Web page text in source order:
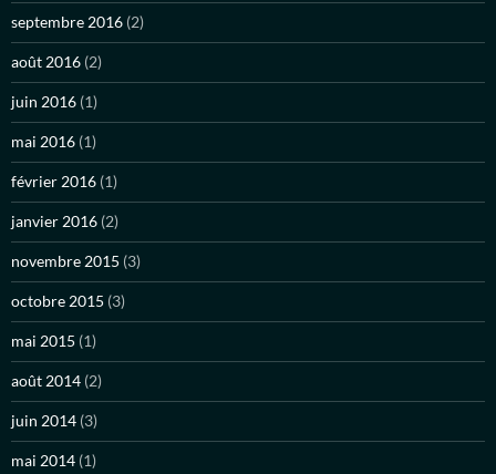
septembre 2016 (2)
août 2016 (2)
juin 2016 (1)
mai 2016 (1)
février 2016 (1)
janvier 2016 (2)
novembre 2015 (3)
octobre 2015 (3)
mai 2015 (1)
août 2014 (2)
juin 2014 (3)
mai 2014 (1)